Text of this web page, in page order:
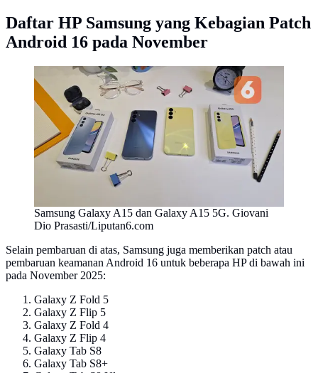
Daftar HP Samsung yang Kebagian Patch
Android 16 pada November
Samsung Galaxy A15 dan Galaxy A15 5G. Giovani
Dio Prasasti/Liputan6.com
Selain pembaruan di atas, Samsung juga memberikan patch atau
pembaruan keamanan Android 16 untuk beberapa HP di bawah ini
pada November 2025:
Galaxy Z Fold 5
Galaxy Z Flip 5
Galaxy Z Fold 4
Galaxy Z Flip 4
Galaxy Tab S8
Galaxy Tab S8+